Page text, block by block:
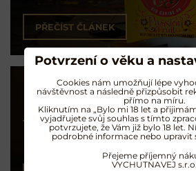
PŘEČÍST ČLÁNEK
Koktejly na rumu
Exotické opojení
Potvrzení o věku a
Cookies nám umožňují lépe
návštěvnost a následně přizpůsobit
přímo na míru.
Kliknutím na „Bylo mi 18 let a
vyjadřujete svůj souhlas s tímto
potvrzujete, že Vám již bylo 18 let.
podrobné informace nebo upravit
Přejeme příjemný
VYCHUTNAVEJ s.r.o.